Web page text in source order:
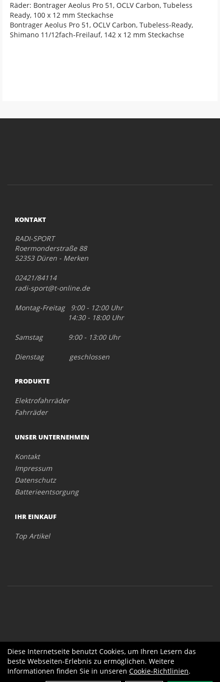
Räder: Bontrager Aeolus Pro 51, OCLV Carbon, Tubeless
Ready, 100 x 12 mm Steckachse
Bontrager Aeolus Pro 51, OCLV Carbon, Tubeless-Ready,
Shimano 11/12fach-Freilauf, 142 x 12 mm Steckachse
KONTAKT
RADI-SPORT
Roermonderstraße 88
52353 Düren - Merken
02421/84114
radi-sport@t-online.de
Montag-Freitag 9:00 - 12:00 Uhr
14:30 - 18:00 Uhr
Samstag 9:00 - 13:00 Uhr
Dienstag geschlossen
PRODUKTE
Elektrofahrräder
Fahrräder
UNSER UNTERNEHMEN
Kontakt
Impressum
Datenschutz
Batterieentsorgung
IHR EINKAUF
Top Artikel
Diese Internetseite benutzt Cookies, um Ihren Lesern das
beste Webseiten-Erlebnis zu ermöglichen. Weitere
Informationen finden Sie in unseren Cookie-Richtlinien.